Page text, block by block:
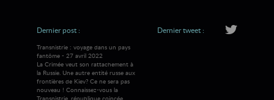
Dernier post :
Transnistrie : voyage dans un pays
fantôme - 27 avril 2022
La Crimée veut son rattachement à
la Russie. Une autre entité russe aux
frontières de Kiev? Ce ne sera pas
nouveau ! Connaissez-vous la
Dernier tweet :